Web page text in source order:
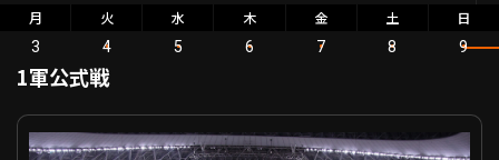
日程･結果
順位表･成績
1軍公式戦
選手名鑑
月 火 水 木 金 土 日
3 4 5 6 7 8 9
1軍公式戦
パーソル パ・リーグ公式戦 オリックス VS 北海道日本ハム